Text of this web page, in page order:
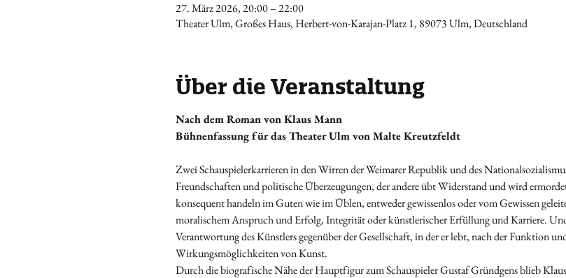
27. März 2026, 20:00 – 22:00
Theater Ulm, Großes Haus, Herbert-von-Karajan-Platz 1, 89073 Ulm, Deutschland
Über die Veranstaltung
Nach dem Roman von Klaus Mann
Bühnenfassung für das Theater Ulm von Malte Kreutzfeldt
Zwei Schauspielerkarrieren in den Wirren der Weimarer Republik und des
Freundschaften und politische Überzeugungen, der andere übt Widerstand und wird
konsequent handeln im Guten wie im Üblen, entweder gewissenlos oder vom Gewissen
moralischem Anspruch und Erfolg, Integrität oder künstlerischer Erfüllung und Karriere.
Verantwortung des Künstlers gegenüber der Gesellschaft, in der er lebt, nach der Funktion
Wirkungsmöglichkeiten von Kunst.
Durch die biografische Nähe der Hauptfigur zum Schauspieler Gustaf Gründgens blieb